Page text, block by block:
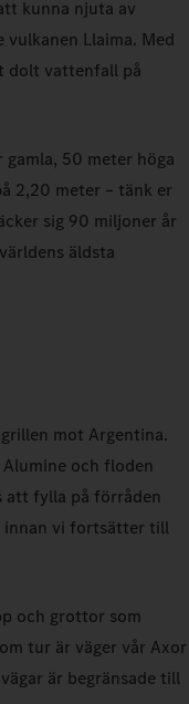
kunna njuta av
Llaima. Med
dolt vattenfall på
50 meter höga
2,20 meter – tänk er
sig 90 miljoner år
äldsta
mot Argentina.
och floden
att fylla på förråden
innan vi fortsätter till
och grottor som
tur är väger vår Axor
är begränsade till